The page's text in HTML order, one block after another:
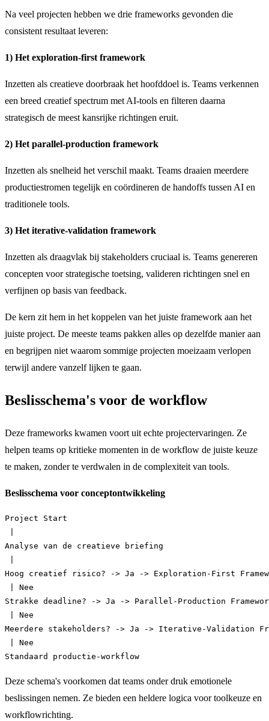
Na veel projecten hebben we drie frameworks gevonden die
consistent resultaat leveren:
1) Het exploration-first framework
Inzetten als creatieve doorbraak het hoofddoel is. Teams verkennen
een breed creatief spectrum met AI-tools en filteren daarna
strategisch de meest kansrijke richtingen eruit.
2) Het parallel-production framework
Inzetten als snelheid het verschil maakt. Teams draaien meerdere
productiestromen tegelijk en coördineren de handoffs tussen AI en
traditionele tools.
3) Het iterative-validation framework
Inzetten als draagvlak bij stakeholders cruciaal is. Teams genereren
concepten voor strategische toetsing, valideren richtingen snel en
verfijnen op basis van feedback.
De kern zit hem in het koppelen van het juiste framework aan het
juiste project. De meeste teams pakken alles op dezelfde manier aan
en begrijpen niet waarom sommige projecten moeizaam verlopen
terwijl andere vanzelf lijken te gaan.
Beslisschema's voor de workflow
Deze frameworks kwamen voort uit echte projectervaringen. Ze
helpen teams op kritieke momenten in de workflow de juiste keuze
te maken, zonder te verdwalen in de complexiteit van tools.
Beslisschema voor conceptontwikkeling
Project Start
Analyse van de creatieve briefing
Hoog creatief risico? -> Ja -> Exploration-First
| Nee
Strakke deadline? -> Ja -> Parallel-Production
| Nee
Meerdere stakeholders? -> Ja -> Iterative-Validation
| Nee
Deze schema's voorkomen dat teams onder druk emotionele
beslissingen nemen. Ze bieden een heldere logica voor toolkeuze en
workflowrichting.